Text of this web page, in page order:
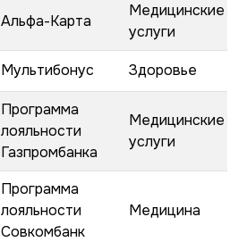
Альфа-Карта
Медицинские
услуги
Мультибонус Здоровье
Программа
лояльности
Газпромбанка
Медицинские
услуги
Программа
лояльности
Совкомбанк
Медицина